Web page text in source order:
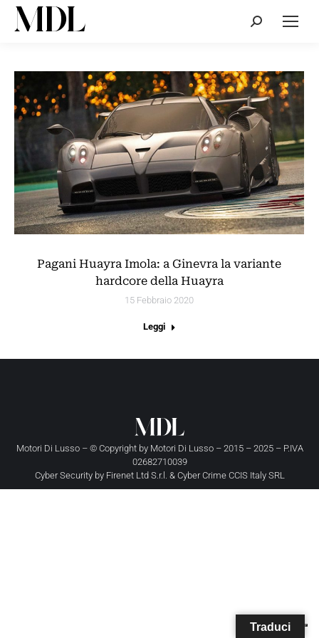
Cerca:
Pagani Huayra Imola: a Ginevra la variante
hardcore della Huayra
15 Febbraio 2020
Leggi
Motori Di Lusso – © Copyright by Motori Di Lusso– 2015 – 2025 – P.IVA
02682710039
Cyber Security by Firenet Ltd S.r.l. & Cyber Crime CCIS Italy SRL
Traduci